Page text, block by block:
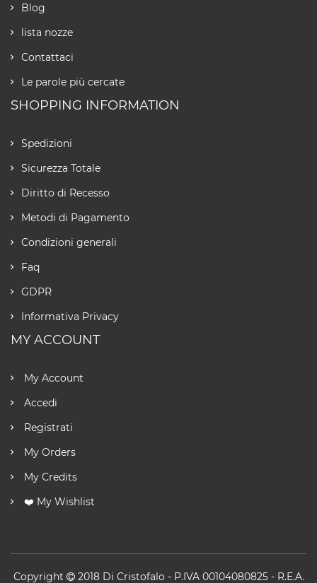
Blog
lista nozze
Contattaci
Le parole più cercate
SHOPPING INFORMATION
Spedizioni
Sicurezza Totale
Diritto di Recesso
Metodi di Pagamento
Condizioni generali
Faq
GDPR
Informativa Privacy
MY ACCOUNT
My Account
Accedi
Registrati
My Orders
My Credits
❤️ My Wishlist
Copyright 2018 Di Cristofalo - P.IVA 00104080825 - R.E.A.